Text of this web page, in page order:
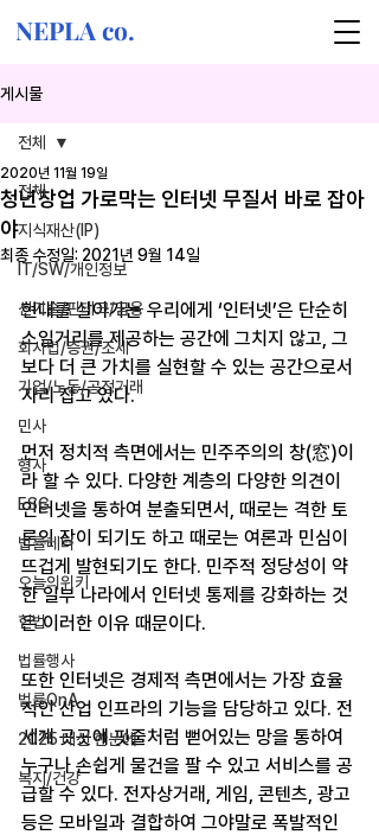
NEPLA co.
게시물
전체
지식재산(IP)
IT/SW/개인정보
신기술/핀테크/금융
회사법/증권/조세
기업/노동/공정거래
민사
형사
ESG
법률레터
오늘의위키
헌법
법률행사
법률QnA
2025 대선 한눈에
복지/건강
전체
청년창업 가로막는 인터넷 무질서 바로 잡아
야
2020년 11월 19일
최종 수정일: 2021년 9월 14일
현대를 살아가는 우리에게 ‘인터넷’은 단순히
소일거리를 제공하는 공간에 그치지 않고, 그
보다 더 큰 가치를 실현할 수 있는 공간으로서
자리 잡고 있다.
먼저 정치적 측면에서는 민주주의의 창(窓)이
라 할 수 있다. 다양한 계층의 다양한 의견이
인터넷을 통하여 분출되면서, 때로는 격한 토
론의 장이 되기도 하고 때로는 여론과 민심이
뜨겁게 발현되기도 한다. 민주적 정당성이 약
한 일부 나라에서 인터넷 통제를 강화하는 것
은 이러한 이유 때문이다.
또한 인터넷은 경제적 측면에서는 가장 효율
적인 산업 인프라의 기능을 담당하고 있다. 전
세계 곳곳에 핏줄처럼 뻗어있는 망을 통하여
누구나 손쉽게 물건을 팔 수 있고 서비스를 공
급할 수 있다. 전자상거래, 게임, 콘텐츠, 광고
등은 모바일과 결합하여 그야말로 폭발적인